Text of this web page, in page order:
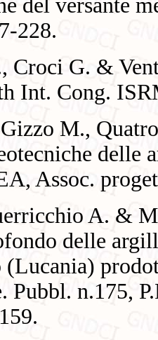
del versante
228.
Croci G. &
Int. Cong.
M.,
delle
Assoc.
A. &
delle
(Lucania)
n.175,